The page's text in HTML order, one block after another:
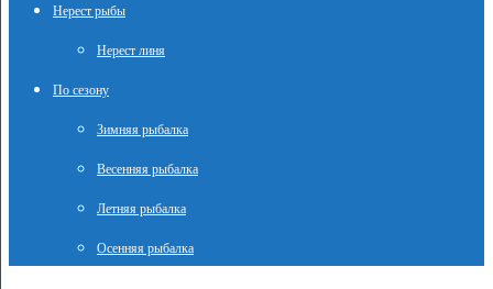
Нерест рыбы
Нерест линя
По сезону
Зимняя рыбалка
Весенняя рыбалка
Летняя рыбалка
Осенняя рыбалка